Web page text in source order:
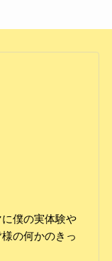
僕の実体験や
の何かのきっ